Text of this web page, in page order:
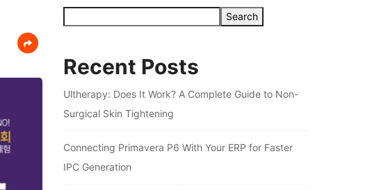
Search
Recent Posts
Ultherapy: Does It Work? A Complete Guide to Non-
Surgical Skin Tightening
Connecting Primavera P6 With Your ERP for Faster
IPC Generation